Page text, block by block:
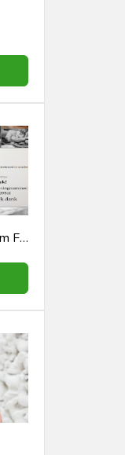
Stichting Aya Memoriam Foundation